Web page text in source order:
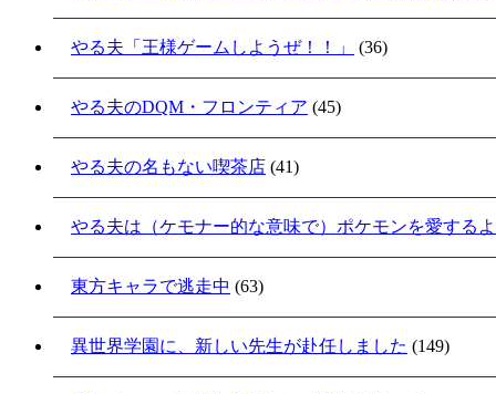
やる夫「王様ゲームしようぜ！！」 (36)
やる夫のDQM・フロンティア (45)
やる夫の名もない喫茶店 (41)
やる夫は（ケモナー的な意味で）ポケモンを愛する
東方キャラで逃走中 (63)
異世界学園に、新しい先生が赴任しました (149)